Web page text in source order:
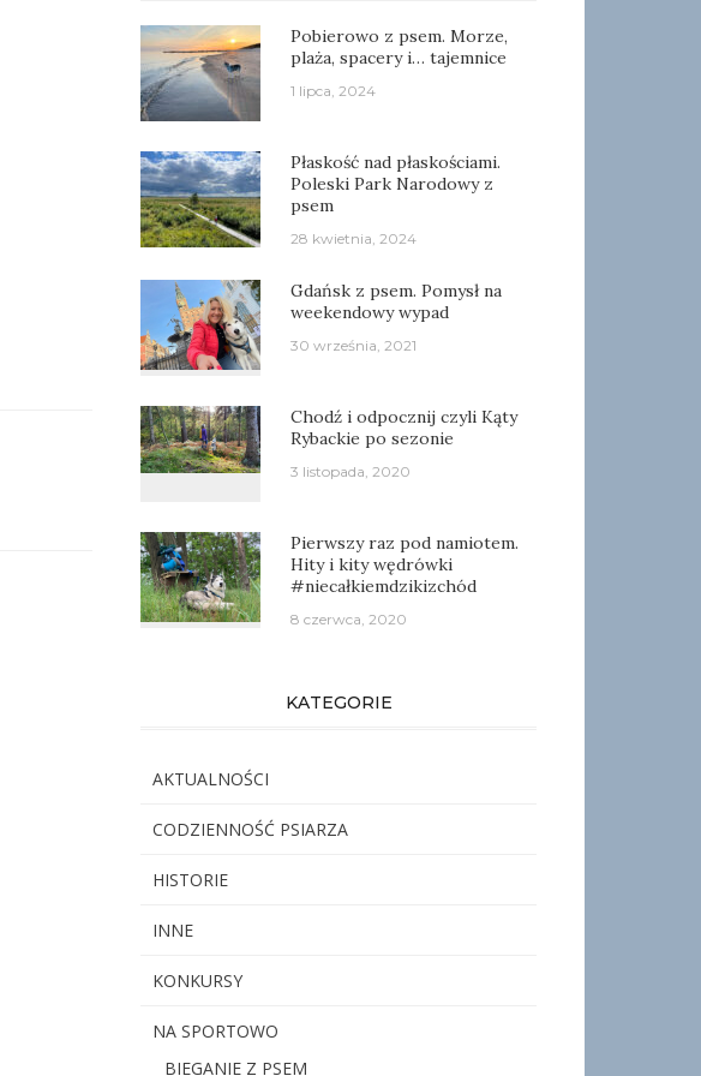
Pobierowo z psem. Morze,
plaża, spacery i… tajemnice
1 lipca, 2024
Płaskość nad płaskościami.
Poleski Park Narodowy z
psem
28 kwietnia, 2024
Gdańsk z psem. Pomysł na
weekendowy wypad
30 września, 2021
Chodź i odpocznij czyli Kąty
Rybackie po sezonie
3 listopada, 2020
Pierwszy raz pod namiotem.
Hity i kity wędrówki
#niecałkiemdzikizchód
8 czerwca, 2020
KATEGORIE
AKTUALNOŚCI
CODZIENNOŚĆ PSIARZA
HISTORIE
INNE
KONKURSY
NA SPORTOWO
BIEGANIE Z PSEM